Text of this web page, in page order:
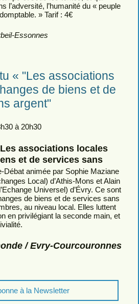
l’adversité, l’humanité du « peuple
» Tarif : 4€
Essonnes
« "Les associations
de biens et de
argent"
à 20h30
associations locales
et de services sans
Débat animée par Sophie Maziane
Local) d’Athis-Mons et Alain
Universel) d’Évry. Ce sont
de biens et de services sans
au niveau local. Elles luttent
en privilégiant la seconde main, et
/ Evry-Courcouronnes
à la Newsletter